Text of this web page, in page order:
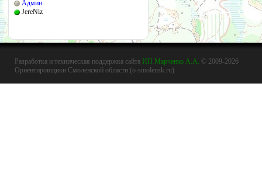
Админ
JereNiz
Разработка и техническая поддержка сайта ИП Марченко А.А. © 2009-2026
Ориентировщики Смоленской области (o-smolensk.ru)